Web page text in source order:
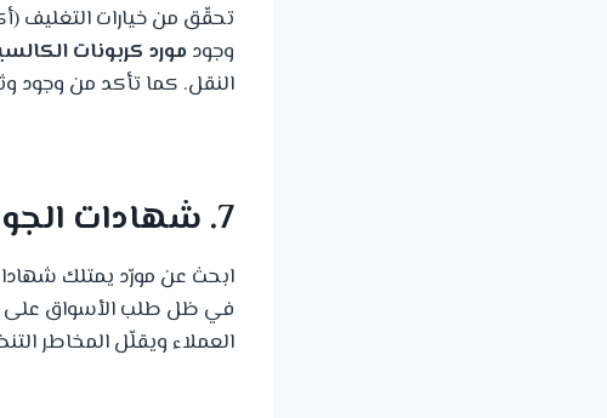
وجودمورد كربونات
النقل. كما تأكد من وجود
7. شهادات الجودة والامتثال البيئي
في ظل طلب الأسواق على
العملاء ويقلّل المخاطر